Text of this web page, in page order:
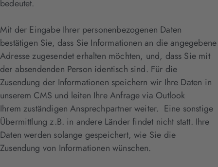
bedeutet.
Mit der Eingabe Ihrer personenbezogenen Daten
bestätigen Sie, dass Sie Informationen an die angegebene
Adresse zugesendet erhalten möchten, und, dass Sie mit
der absendenden Person identisch sind. Für die
Zusendung der Informationen speichern wir Ihre Daten in
unserem CMS und leiten Ihre Anfrage via Outlook
Ihrem zuständigen Ansprechpartner weiter. Eine sonstige
Übermittlung z.B. in andere Länder findet nicht statt. Ihre
Daten werden solange gespeichert, wie Sie die
Zusendung von Informationen wünschen.